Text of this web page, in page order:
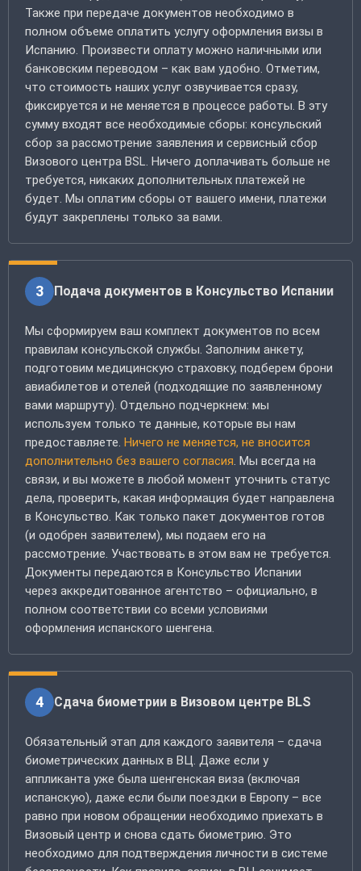
Также при передаче документов необходимо в
полном объеме оплатить услугу оформления визы в
Испанию. Произвести оплату можно наличными или
банковским переводом – как вам удобно. Отметим,
что стоимость наших услуг озвучивается сразу,
фиксируется и не меняется в процессе работы. В эту
сумму входят все необходимые сборы: консульский
сбор за рассмотрение заявления и сервисный сбор
Визового центра BSL. Ничего доплачивать больше не
требуется, никаких дополнительных платежей не
будет. Мы оплатим сборы от вашего имени, платежи
будут закреплены только за вами.
3 Подача документов в Консульство Испании
Мы сформируем ваш комплект документов по всем
правилам консульской службы. Заполним анкету,
подготовим медицинскую страховку, подберем брони
авиабилетов и отелей (подходящие по заявленному
вами маршруту). Отдельно подчеркнем: мы
используем только те данные, которые вы нам
предоставляете. Ничего не меняется, не вносится
дополнительно без вашего согласия. Мы всегда на
связи, и вы можете в любой момент уточнить статус
дела, проверить, какая информация будет направлена
в Консульство. Как только пакет документов готов
(и одобрен заявителем), мы подаем его на
рассмотрение. Участвовать в этом вам не требуется.
Документы передаются в Консульство Испании
через аккредитованное агентство – официально, в
полном соответствии со всеми условиями
оформления испанского шенгена.
4 Сдача биометрии в Визовом центре BLS
Обязательный этап для каждого заявителя – сдача
биометрических данных в ВЦ. Даже если у
аппликанта уже была шенгенская виза (включая
испанскую), даже если были поездки в Европу – все
равно при новом обращении необходимо приехать в
Визовый центр и снова сдать биометрию. Это
необходимо для подтверждения личности в системе